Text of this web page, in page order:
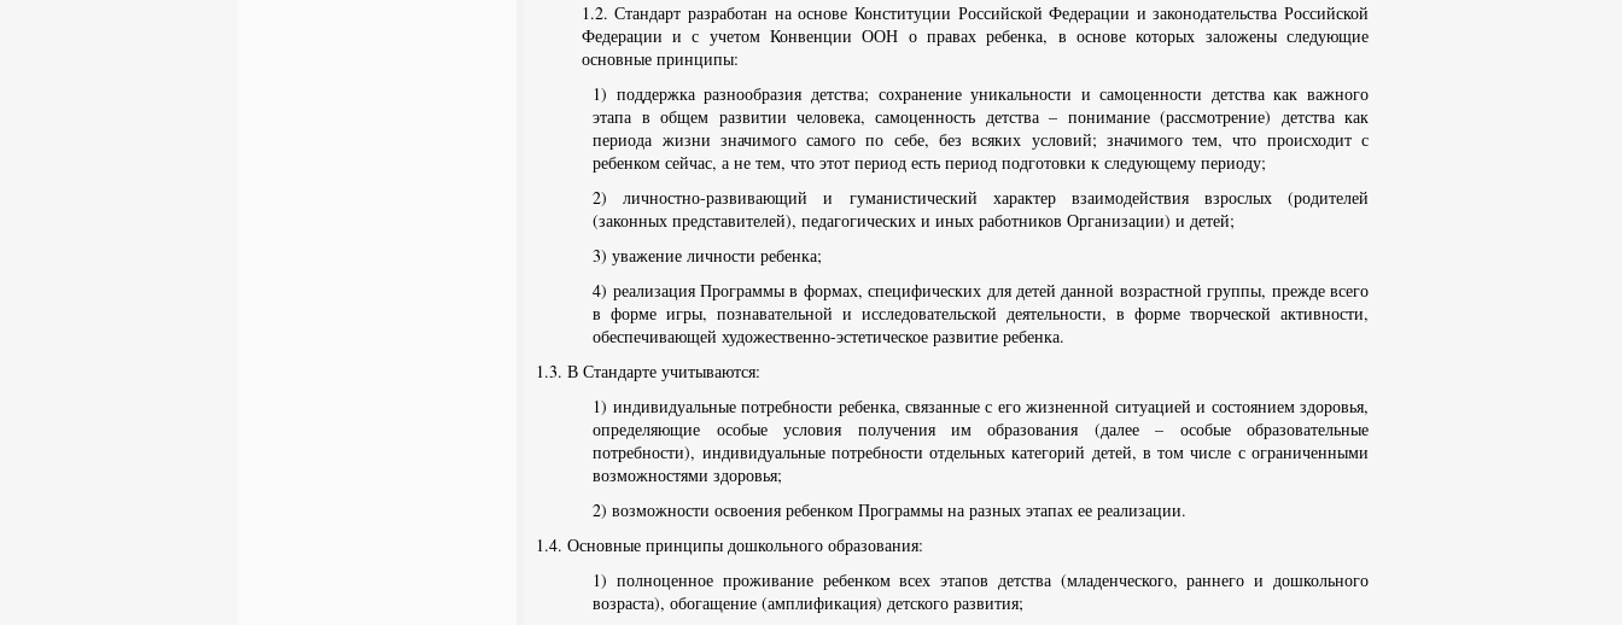
1.2. Стандарт разработан на основе Конституции Российской Федерации и законодательства Российской
Федерации и с учетом Конвенции ООН о правах ребенка, в основе которых заложены следующие
основные принципы:
1) поддержка разнообразия детства; сохранение уникальности и самоценности детства как важного
этапа в общем развитии человека, самоценность детства – понимание (рассмотрение) детства как
периода жизни значимого самого по себе, без всяких условий; значимого тем, что происходит с
ребенком сейчас, а не тем, что этот период есть период подготовки к следующему периоду;
2) личностно-развивающий и гуманистический характер взаимодействия взрослых (родителей
(законных представителей), педагогических и иных работников Организации) и детей;
3) уважение личности ребенка;
4) реализация Программы в формах, специфических для детей данной возрастной группы, прежде всего
в форме игры, познавательной и исследовательской деятельности, в форме творческой активности,
обеспечивающей художественно-эстетическое развитие ребенка.
1.3. В Стандарте учитываются:
1) индивидуальные потребности ребенка, связанные с его жизненной ситуацией и состоянием здоровья,
определяющие особые условия получения им образования (далее – особые образовательные
потребности), индивидуальные потребности отдельных категорий детей, в том числе с ограниченными
возможностями здоровья;
2) возможности освоения ребенком Программы на разных этапах ее реализации.
1.4. Основные принципы дошкольного образования:
1) полноценное проживание ребенком всех этапов детства (младенческого, раннего и дошкольного
возраста), обогащение (амплификация) детского развития;